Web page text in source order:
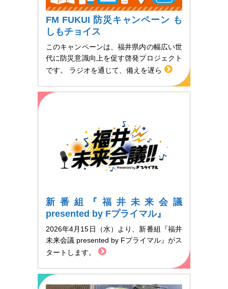
FM FUKUI 防災キャンペーン も
しもチョイス
このキャンペーンは、福井県内の幅広い世
代に防災意識向上を促す啓発プロジェクト
です。 ラジオを通じて、備えを遅ら
新番組『福井未来会議
presented by Fプライマル』
2026年4月15日（水）より、新番組『福井
未来会議 presented by Fプライマル』がス
タートします。